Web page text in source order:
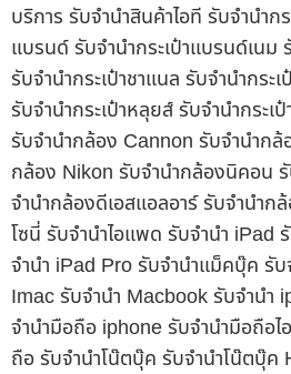
บริการ รับจำนำสินค้าไอที รับจำนำกร
แบรนด์ รับจำนำกระเป๋าแบรนด์เนม
รับจำนำกระเป๋าชาแนล รับจำนำกร
รับจำนำกระเป๋าหลุยส์ รับจำนำกระ
รับจำนำกล้อง Cannon รับจำนำก
กล้อง Nikon รับจำนำกล้องนิคอน
จำนำกล้องดีเอสแอลอาร์ รับจำนำก
โซนี่ รับจำนำไอแพด รับจำนำ iPad
จำนำ iPad Pro รับจำนำแม็คบุ๊ค รับ
Imac รับจำนำ Macbook รับจำนำ
จำนำมือถือ iphone รับจำนำมือถือ
ถือ รับจำนำโน๊ตบุ๊ค รับจำนำโน๊ตบุ๊ค